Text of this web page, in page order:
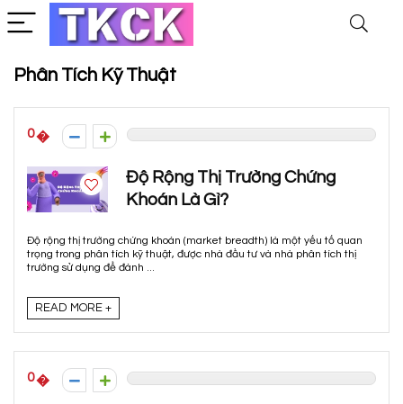
Phân Tích Kỹ Thuật
0
Độ Rộng Thị Trường Chứng
Khoán Là Gì?
Độ rộng thị trường chứng khoán (market breadth) là một yếu tố quan
trọng trong phân tích kỹ thuật, được nhà đầu tư và nhà phân tích thị
trường sử dụng để đánh ...
READ MORE +
0